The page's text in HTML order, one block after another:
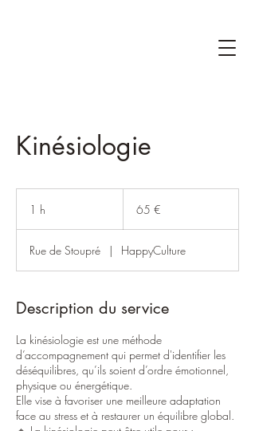
Kinésiologie
1 h 65 €
Rue de Stoupré | HappyCulture
Description du service
La kinésiologie est une méthode
d’accompagnement qui permet d'identifier les
déséquilibres, qu’ils soient d’ordre émotionnel,
physique ou énergétique.
Elle vise à favoriser une meilleure adaptation
face au stress et à restaurer un équilibre global.